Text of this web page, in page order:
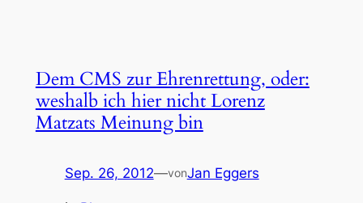
Dem CMS zur Ehrenrettung, oder:
weshalb ich hier nicht Lorenz
Matzats Meinung bin
Sep. 26, 2012—vonJan Eggers